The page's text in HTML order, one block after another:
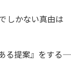
しかない真由は
提案』をする――